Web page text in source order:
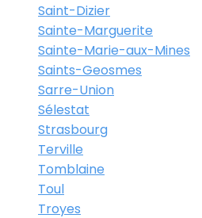
Saint-Dizier
Sainte-Marguerite
Sainte-Marie-aux-Mines
Saints-Geosmes
Sarre-Union
Sélestat
Strasbourg
Terville
Tomblaine
Toul
Troyes